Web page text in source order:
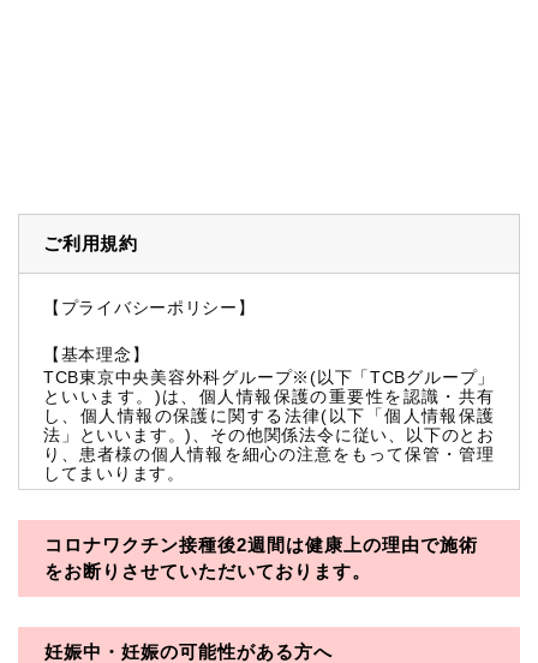
ご利用規約
【プライバシーポリシー】
【基本理念】
TCB東京中央美容外科グループ※(以下「TCBグループ」
といいます。)は、個人情報保護の重要性を認識・共有
し、個人情報の保護に関する法律(以下「個人情報保護
法」といいます。)、その他関係法令に従い、以下のとお
り、患者様の個人情報を細心の注意をもって保管・管理
してまいります。
※TCBグループとは以下を総称していいます。
・一般社団法人メディカルアライアンス
・医療法人社団創彩会
コロナワクチン接種後2週間は健康上の理由で施術
をお断りさせていただいております。
妊娠中・妊娠の可能性がある方へ